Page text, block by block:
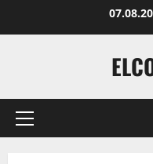
Primary